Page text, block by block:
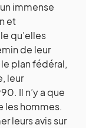
immense
et
qu’elles
de leur
plan fédéral,
leur
Il n’y a que
les hommes.
leurs avis sur